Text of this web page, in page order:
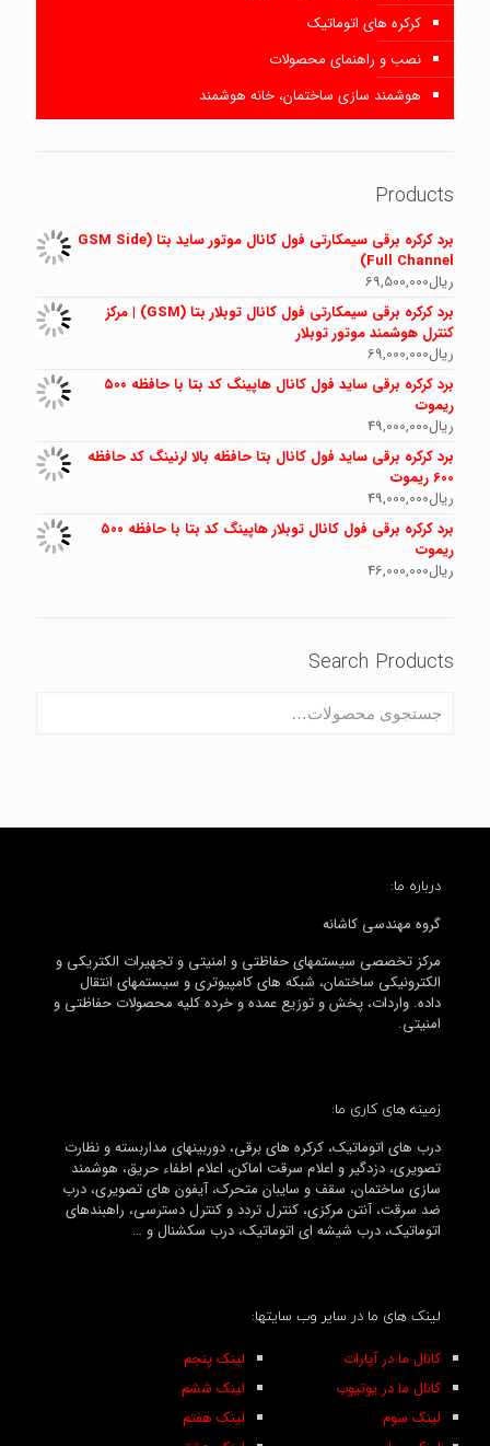
کرکره های اتوماتیک
نصب و راهنمای محصولات
هوشمند سازی ساختمان، خانه هوشمند
Products
برد کرکره برقی سیمکارتی فول کانال موتور ساید بتا (GSM Side
Full Channel)
ریال69,500,000
برد کرکره برقی سیمکارتی فول کانال توبلار بتا (GSM) | مرکز
کنترل هوشمند موتور توبلار
ریال69,000,000
برد کرکره برقی ساید فول کانال هاپینگ کد بتا با حافظه ۵۰۰
ریموت
ریال49,000,000
برد کرکره برقی ساید فول کانال بتا حافظه بالا لرنینگ کد حافظه
600 ریموت
ریال49,000,000
برد کرکره برقی فول کانال توبلار هاپینگ کد بتا با حافظه ۵۰۰
ریموت
ریال46,000,000
Search Products
درباره ما:
گروه مهندسی کاشانه
مرکز تخصصی سیستمهای حفاظتی و امنیتی و تجهیرات الکتریکی و
الکترونیکی ساختمان، شبکه های کامپیوتری و سیستمهای انتقال
داده. واردات، پخش و توزیع عمده و خرده کلیه محصولات حفاظتی و
امنیتی.
زمینه های کاری ما:
درب های اتوماتیک، کرکره های برقی، دوربینهای مداربسته و نظارت
تصویری، دزدگیر و اعلام سرقت اماکن، اعلام اطفاء حریق، هوشمند
سازی ساختمان، سقف و سایبان متحرک، آیفون های تصویری، درب
ضد سرقت، آنتن مرکزی، کنترل تردد و کنترل دسترسی، راهبندهای
اتوماتیک، درب شیشه ای اتوماتیک، درب سکشنال و …
لینک های ما در سایر وب سایتها:
لینک پنجم
لینک ششم
لینک هفتم
کانال ما در آپارات
کانال ما در یوتیوب
لینک سوم